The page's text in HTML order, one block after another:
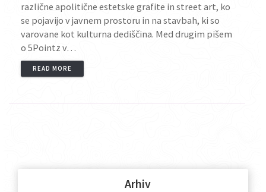
različne apolitične estetske grafite in street art, ko
se pojavijo v javnem prostoru in na stavbah, ki so
varovane kot kulturna dediščina. Med drugim pišem
o 5Pointz v…
READ MORE
Arhiv